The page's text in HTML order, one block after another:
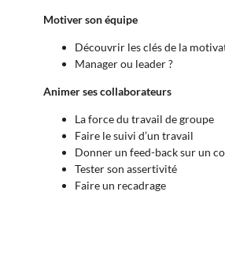
Motiver son équipe
Découvrir les clés de la
Manager ou leader ?
Animer ses collaborateurs
La force du travail de groupe
Faire le suivi d’un travail
Donner un feed-back sur un
Tester son assertivité
Faire un recadrage